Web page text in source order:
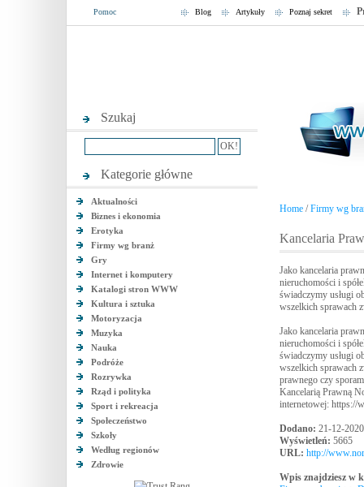
Pomoc Poznaj sekret
Artykuły
Blog
Szukaj
Kategorie główne
Aktualności
Biznes i ekonomia
Erotyka
Firmy wg branż
Gry
Internet i komputery
Katalogi stron WWW
Kultura i sztuka
Motoryzacja
Muzyka
Nauka
Podróże
Rozrywka
Rząd i polityka
Sport i rekreacja
Społeczeństwo
Szkoły
Według regionów
Zdrowie
Home /Firmy wg
Kancelaria
Jako kancelaria
nieruchomości i
świadczymy usługi
wszelkich sprawach
Jako kancelaria
nieruchomości i
świadczymy usługi
wszelkich sprawach
prawnego czy
Kancelarią Prawną
internetowej: https://
Dodano: 21-12-
Wyświetleń: 5665
URL: http://
Wpis znajdziesz w